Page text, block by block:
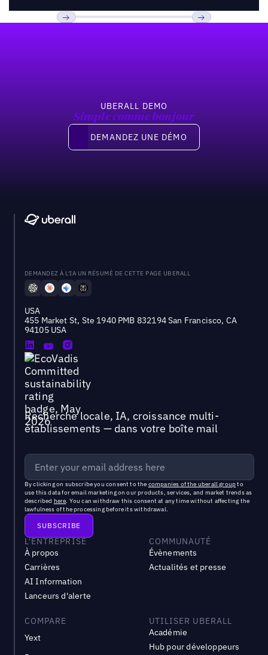
UBERALL DEMO
Simple comme bonjour
Demandez une démo
DEMANDEZ UNE DÉMO
DEMANDEZ À L'IA UN RÉSUMÉ DE CETTE PAGE UBERALL
USA
455 Market St, Ste 1940 PMB 832194 San Francisco, CA
94105 USA
Recherche locale, IA, croissance multi-
établissements — dans votre boîte mail
By clicking on subscribe you consent to the companies of the uberall groupto
use this data for email marketing on our products, services, and market trends as
described here. You can withdraw this consent at any time without affecting the
lawfulness of the processing before its withdrawal.
L'ENTREPRISE
À propos
Carrières
AI Information
Lanceurs d'alerte
COMMUNAUTÉ
Évènements
Actualités et presse
COMPARE
Yext
UTILISER UBERALL
Académie
Hub pour développeurs